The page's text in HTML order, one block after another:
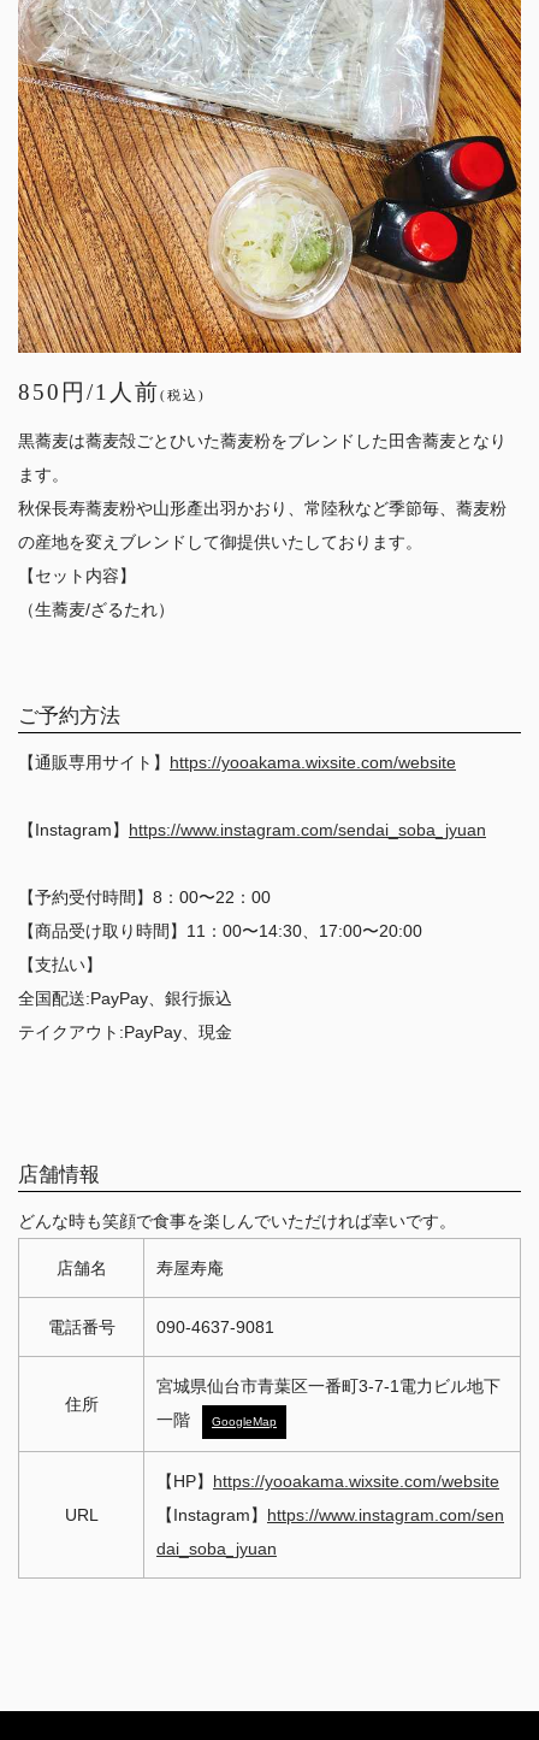
850円/1人前(税込)
黒蕎麦は蕎麦殻ごとひいた蕎麦粉をブレンドした田舎蕎麦となり
ます。
秋保長寿蕎麦粉や山形產出羽かおり、常陸秋など季節毎、蕎麦粉
の産地を変えブレンドして御提供いたしております。
【セット内容】
（生蕎麦/ざるたれ）
ご予約方法
【通販専用サイト】 https://yooakama.wixsite.com/website
【Instagram】 https://www.instagram.com/sendai_soba_jyuan
【予約受付時間】8：00〜22：00
【商品受け取り時間】11：00〜14:30、17:00〜20:00
【支払い】
全国配送:PayPay、銀行振込
テイクアウト:PayPay、現金
店舗情報
どんな時も笑顔で食事を楽しんでいただければ幸いです。
店舗名 寿屋寿庵
電話番号 090-4637-9081
住所
宮城県仙台市青葉区一番町3-7-1電力ビル地下
一階
GoogleMap
URL
【HP】 https://yooakama.wixsite.com/website
【Instagram】 https://www.instagram.com/sen
dai_soba_jyuan